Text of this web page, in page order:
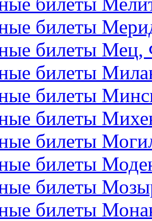
билеты
билеты Мец,
билеты
билеты
билеты
билеты
билеты
билеты
билеты